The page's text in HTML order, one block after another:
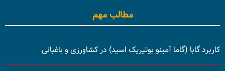
مطالب مهم
کاربرد گابا (گاما آمینو بوتیریک اسید) در کشاورزی و باغبانی